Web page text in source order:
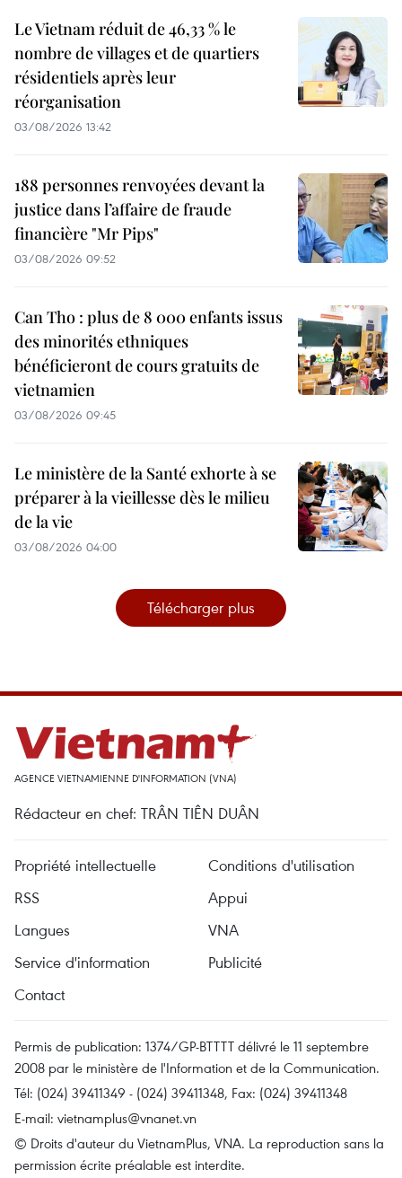
Le Vietnam réduit de 46,33 % le
nombre de villages et de quartiers
résidentiels après leur
réorganisation
03/08/2026 13:42
188 personnes renvoyées devant la
justice dans l’affaire de fraude
financière "Mr Pips"
03/08/2026 09:52
Can Tho : plus de 8 000 enfants issus
des minorités ethniques
bénéficieront de cours gratuits de
vietnamien
03/08/2026 09:45
Le ministère de la Santé exhorte à se
préparer à la vieillesse dès le milieu
de la vie
03/08/2026 04:00
Télécharger plus
AGENCE VIETNAMIENNE D'INFORMATION (VNA)
Rédacteur en chef: TRÂN TIÊN DUÂN
Propriété intellectuelle
Conditions d'utilisation
RSS
Appui
Langues
VNA
Service d'information
Publicité
Contact
Permis de publication: 1374/GP-BTTTT délivré le 11 septembre
2008 par le ministère de l'Information et de la Communication.
Tél: (024) 39411349 - (024) 39411348, Fax: (024) 39411348
E-mail: vietnamplus@vnanet.vn
© Droits d'auteur du VietnamPlus, VNA. La reproduction sans la
permission écrite préalable est interdite.